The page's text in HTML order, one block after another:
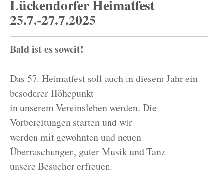
Lückendorfer Heimatfest
25.7.-27.7.2025
Bald ist es soweit!
Das 57. Heimatfest soll auch in diesem Jahr ein
besoderer Höhepunkt
in unserem Vereinsleben werden. Die
Vorbereitungen starten und wir
werden mit gewohnten und neuen
Überraschungen, guter Musik und Tanz
unsere Besucher erfreuen.